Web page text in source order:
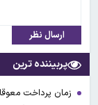
ارسال نظر
پربیننده ترین
زمان پرداخت